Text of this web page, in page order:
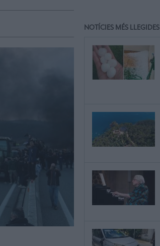
NOTÍCIES MÉS LLEGIDES